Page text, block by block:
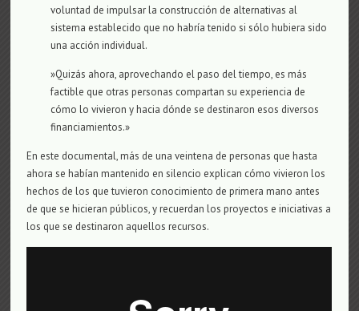
voluntad de impulsar la construcción de alternativas al
sistema establecido que no habría tenido si sólo hubiera sido
una acción individual.
»Quizás ahora, aprovechando el paso del tiempo, es más
factible que otras personas compartan su experiencia de
cómo lo vivieron y hacia dónde se destinaron esos diversos
financiamientos.»
En este documental, más de una veintena de personas que hasta
ahora se habían mantenido en silencio explican cómo vivieron los
hechos de los que tuvieron conocimiento de primera mano antes
de que se hicieran públicos, y recuerdan los proyectos e iniciativas a
los que se destinaron aquellos recursos.